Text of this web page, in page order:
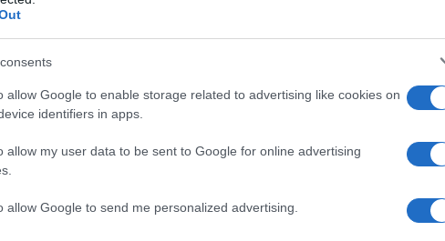
allow Google to enable storage related to advertising like cookies on
identifiers in apps.
allow my user data to be sent to Google for online advertising
allow Google to send me personalized advertising.
e soprattutto sotto il profilo sociale.
organizzata
“.
cliccandoqui